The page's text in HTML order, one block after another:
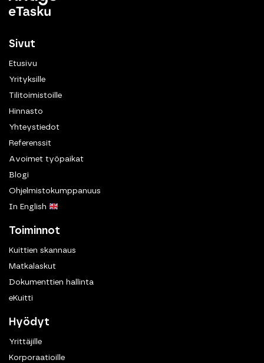
Sivut
Etusivu
Yrityksille
Tilitoimistoille
Hinnasto
Yhteystiedot
Referenssit
Avoimet työpaikat
Blogi
Ohjelmistokumppanuus
In English
Toiminnot
Kuittien skannaus
Matkalaskut
Dokumenttien hallinta
eKuitti
Hyödyt
Yrittäjille
Korporaatioille